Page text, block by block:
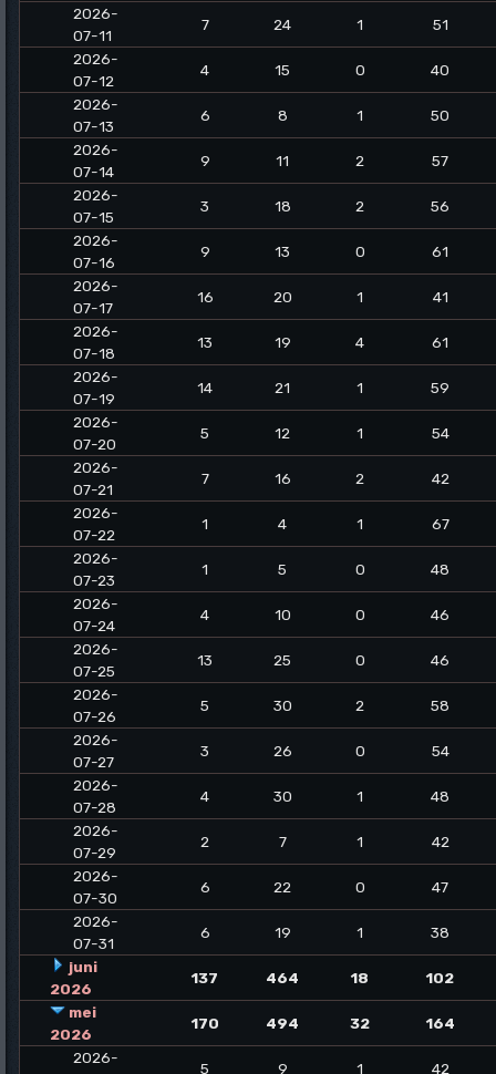
2026-
07-11
7 24 1
51
2026-
07-12
4 15 0
40
2026-
07-13
6 8 1
50
2026-
07-14
9 11 2
57
2026-
07-15
3 18 2
56
2026-
07-16
9 13 0
61
2026-
07-17
16 20 1
41
2026-
07-18
13 19 4
61
2026-
07-19
14 21 1
59
2026-
07-20
5 12 1
54
2026-
07-21
7 16 2
42
2026-
07-22
1 4 1
67
2026-
07-23
1 5 0
48
2026-
07-24
4 10 0
46
2026-
07-25
13 25 0
46
2026-
07-26
5 30 2
58
2026-
07-27
3 26 0
54
2026-
07-28
4 30 1
48
2026-
07-29
2 7 1
42
2026-
07-30
6 22 0
47
2026-
07-31
6 19 1
38
juni
2026
137 464 18
102
mei
2026
170 494 32
164
2026-
5 9 1 42